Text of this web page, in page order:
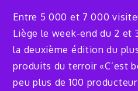
Entre 5 000 et 7 000
Liège le week-end du 2 et
la deuxième édition du
produits du terroir «C’est
peu plus de 100